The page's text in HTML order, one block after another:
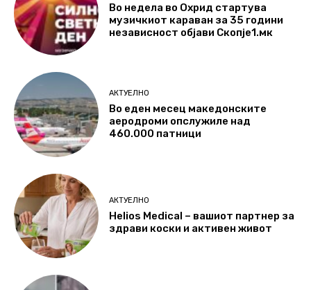
Во недела во Охрид стартува
музичкиот караван за 35 години
независност објави Скопје1.мк
АКТУЕЛНО
Во еден месец македонските
аеродроми опслужиле над
460.000 патници
АКТУЕЛНО
Helios Medical – вашиот партнер за
здрави коски и активен живот